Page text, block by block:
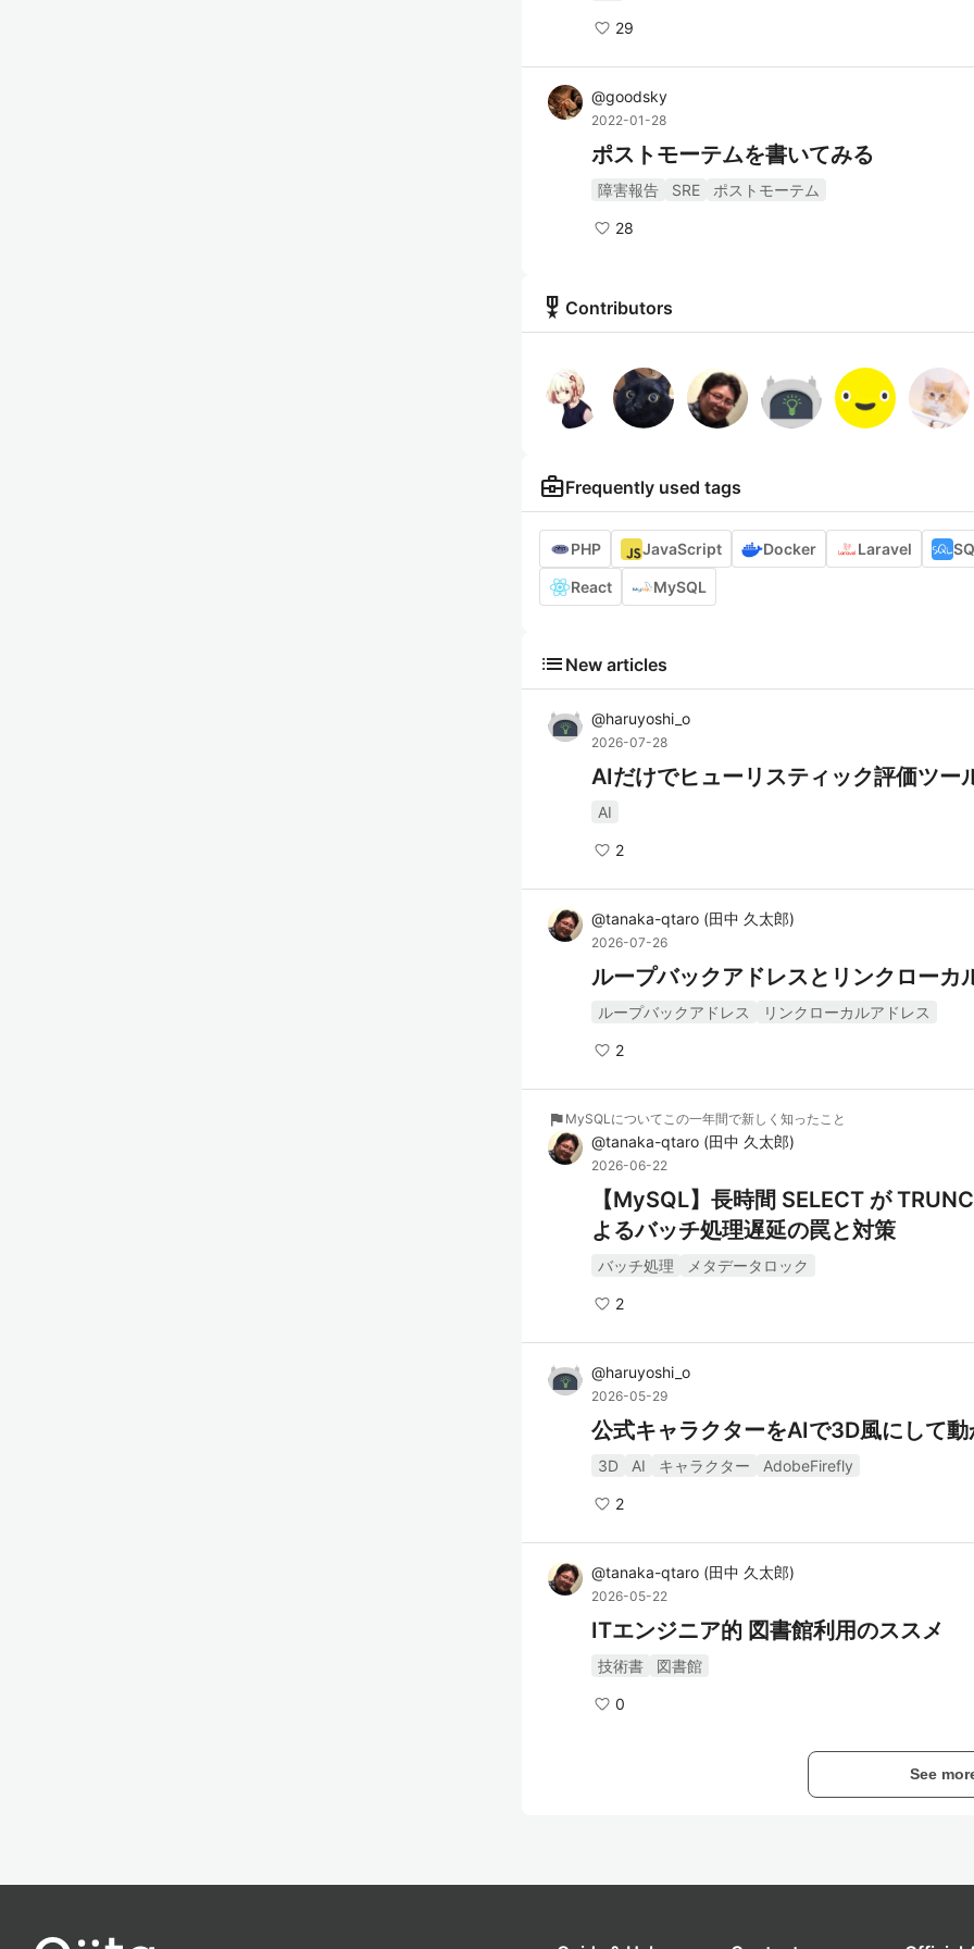
29
@goodsky
2022-01-28
ポストモーテムを書いてみる
障害報告 SRE ポストモーテム
28
military_tech Contributors
business_centerFrequently used tags
PHP JavaScript Docker Laravel
React MySQL
list New articles
@haruyoshi_o
2026-07-28
AIだけでヒューリスティック評価ツー
AI
2
@tanaka-qtaro (田中 久太郎)
2026-07-26
ループバックアドレスとリンクローカ
ループバックアドレス リンクローカルアドレス
2
flag MySQLについてこの一年間で新しく知ったこと
@tanaka-qtaro (田中 久太郎)
2026-06-22
【MySQL】長時間 SELECT が
よるバッチ処理遅延の罠と対策
バッチ処理 メタデータロック
2
@haruyoshi_o
2026-05-29
公式キャラクターをAIで3D風にして
3D AI キャラクター AdobeFirefly
2
@tanaka-qtaro (田中 久太郎)
2026-05-22
ITエンジニア的 図書館利用のススメ
技術書 図書館
0
See